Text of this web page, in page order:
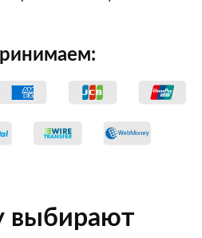
выбирают